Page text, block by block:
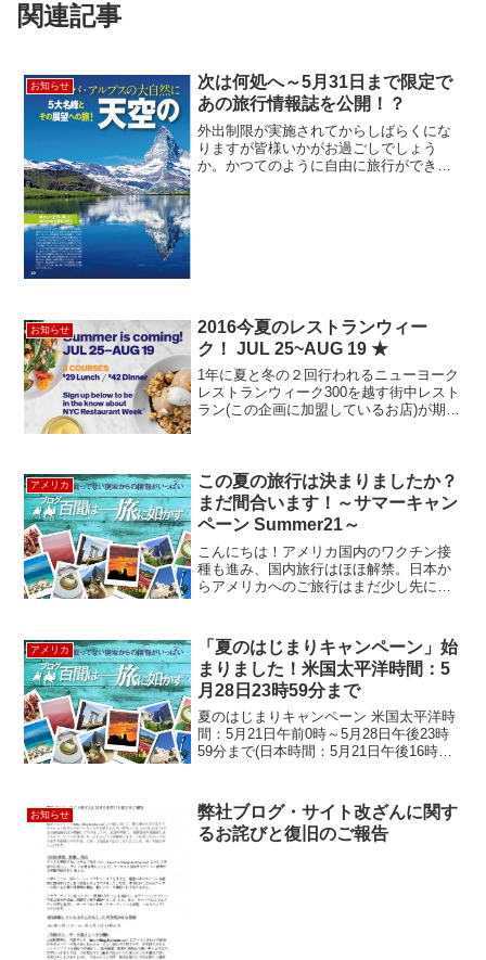
関連記事
お知らせ
次は何処へ～5月31日まで限定で
あの旅行情報誌を公開！？
外出制限が実施されてからしばらくにな
りますが皆様いかがお過ごしでしょう
か。かつてのように自由に旅行ができる
お知らせ
2016今夏のレストランウィー
ク！ JUL 25~AUG 19 ★
1年に夏と冬の２回行われるニューヨーク
レストランウィーク300を越す街中レスト
ラン(この企画に加盟しているお店)が期間
らで...
アメリカ
この夏の旅行は決まりましたか？
まだ間合います！～サマーキャン
ペーン Summer21～
こんにちは！アメリカ国内のワクチン接
種も進み、国内旅行はほほ解禁。日本か
らアメリカへのご旅行はまだ少し先にな
せです❣タイミング的には、「もう決め
ちゃったよ！」という方も...
アメリカ
「夏のはじまりキャンペーン」始
まりました！米国太平洋時間：5
月28日23時59分まで
夏のはじまりキャンペーン 米国太平洋時
間：5月21日午前0時～5月28日午後23時
59分まで(日本時間：5月21日午後16時～5
はこちら ↓↓↓ 1. 厳...
お知らせ
弊社ブログ・サイト改ざんに関す
るお詫びと復旧のご報告